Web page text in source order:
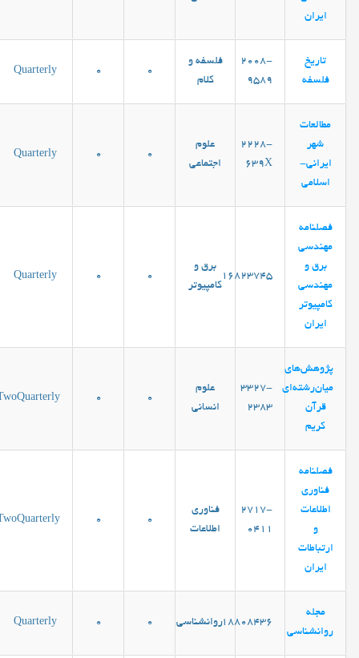
ایران
تاریخ
فلسفه
2008-
9589
فلسفه و
کلام
0
0
Quarterly
مطالعات
شهر
ایرانی-
اسلامی
2228-
639X
علوم
اجتماعی
0
0
Quarterly
فصلنامه
مهندسی
برق و
مهندسی
کامپيوتر
ايران
16823745
برق و
کامپیوتر
0
0
Quarterly
پژوهش‌های
میان‌رشته‌ای
قرآن
کریم
3327-
2383
علوم
انساني
0
0
TwoQuarterly
فصلنامه
فناوری
اطلاعات
و
ارتباطات
ایران
2717-
0411
فناوری
اطلاعات
0
0
TwoQuarterly
مجله
روانشناسی
18808436 روانشناسی 0
0
Quarterly